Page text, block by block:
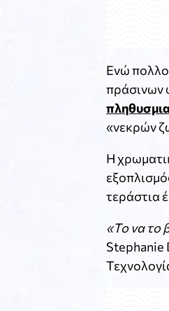
Ενώ
πράσινων
«νεκρών
Η
τεράστια
«Το να το
Stephanie